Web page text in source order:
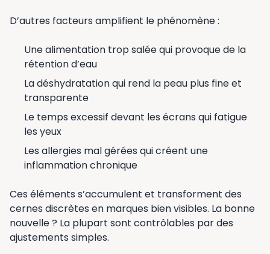
D’autres facteurs amplifient le phénomène :
Une alimentation trop salée qui provoque de la
rétention d’eau
La déshydratation qui rend la peau plus fine et
transparente
Le temps excessif devant les écrans qui fatigue
les yeux
Les allergies mal gérées qui créent une
inflammation chronique
Ces éléments s’accumulent et transforment des
cernes discrètes en marques bien visibles. La bonne
nouvelle ? La plupart sont contrôlables par des
ajustements simples.